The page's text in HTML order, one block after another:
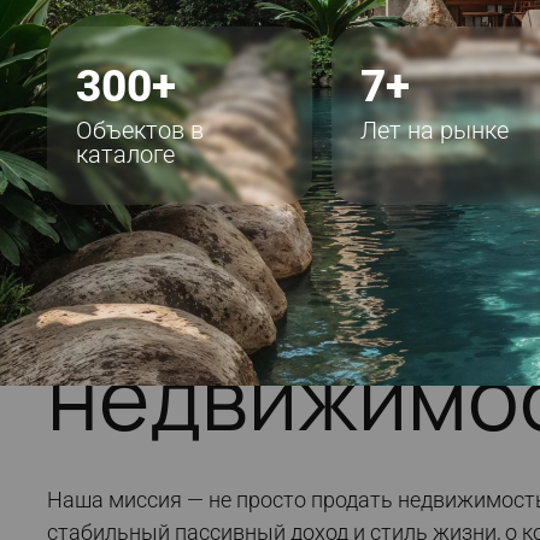
300+
Объектов в
каталоге
7+
Лет на рынке
Вилла Botanica Majestia
Botanica Majestia – элитный
жилой комплекс на Пхукете
от1 151 096 $
Агентство
Наша миссия — не просто продать
стабильный пассивный доход и стиль жизни, о